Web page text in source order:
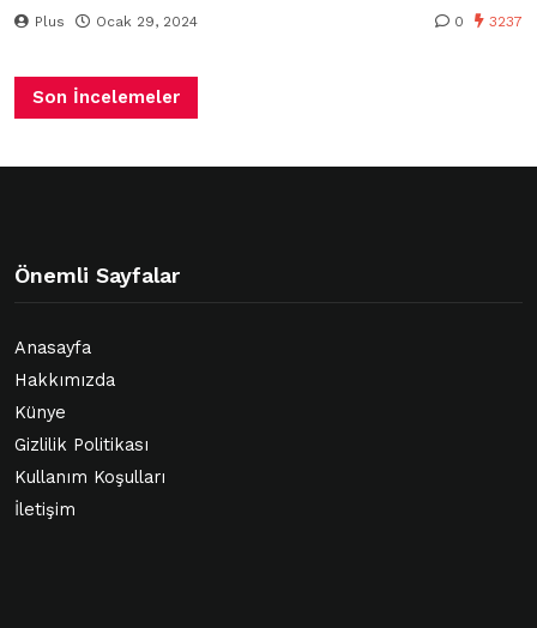
Plus Ocak 29, 2024 0 3237
Son İncelemeler
Önemli Sayfalar
Anasayfa
Hakkımızda
Künye
Gizlilik Politikası
Kullanım Koşulları
İletişim